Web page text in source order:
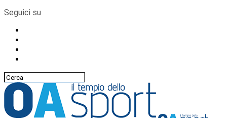
Seguici su